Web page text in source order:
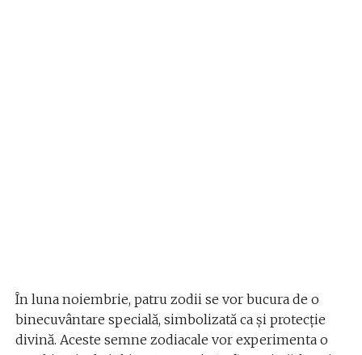
În luna noiembrie, patru zodii se vor bucura de o
binecuvântare specială, simbolizată ca și protecție
divină. Aceste semne zodiacale vor experimenta o